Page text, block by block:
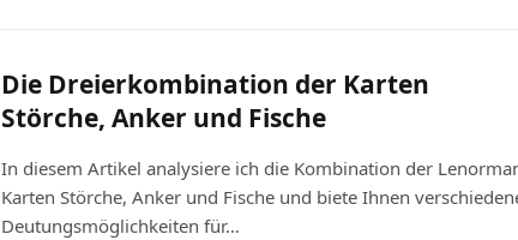
Die Dreierkombination der Karten
Störche, Anker und Fische
In diesem Artikel analysiere ich die Kombination der
Karten Störche, Anker und Fische und biete Ihnen
Deutungsmöglichkeiten für…